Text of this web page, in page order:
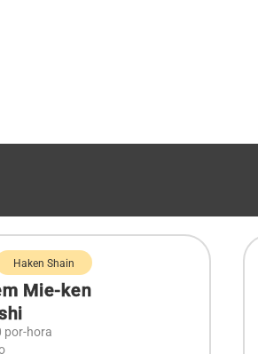
Haken Shain
Mie-ken
por-hora